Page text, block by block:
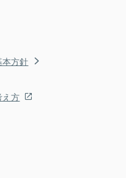
本方針
え方